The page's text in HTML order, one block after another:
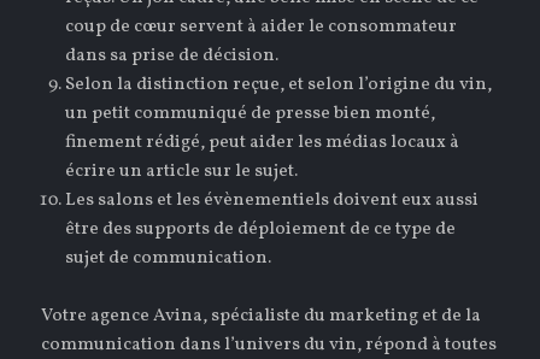
coup de cœur servent à aider le consommateur
dans sa prise de décision.
Selon la distinction reçue, et selon l’origine du vin,
un petit communiqué de presse bien monté,
finement rédigé, peut aider les médias locaux à
écrire un article sur le sujet.
Les salons et les évènementiels doivent eux aussi
être des supports de déploiement de ce type de
sujet de communication.
Votre agence Avina, spécialiste du marketing et de la
communication dans l’univers du vin, répond à toutes